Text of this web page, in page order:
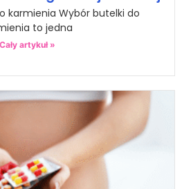
karmienia Wybór butelki do
to jedna
Cały artykuł »